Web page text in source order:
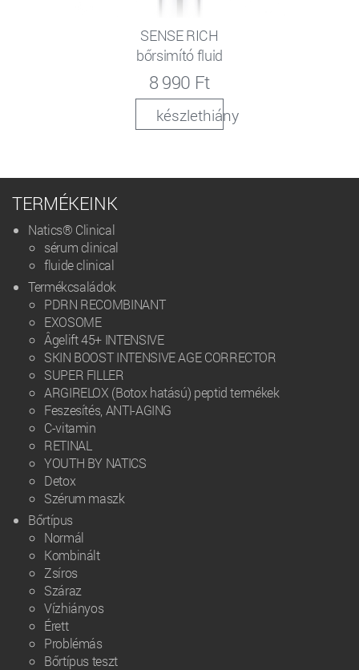
SENSE RICH
bőrsimító fluid
8 990 Ft
készlethiány
TERMÉKEINK
Natics® Clinical
sérum clinical
fluide clinical
Termékcsaládok
PDRN RECOMBINANT
EXOSOME
Âgelift 45+ INTENSIVE
SKIN BOOST INTENSIVE AGE CORRECTOR
SUPER FILLER
ARGIRELOX (Botox hatású) peptid termékek
Feszesítés, ANTI-AGING
C-vitamin
RETINAL
YOUTH BY NATICS
Detox
Szérum maszk
Bőrtípus
Normál
Kombinált
Zsíros
Száraz
Vízhiányos
Érett
Problémás
Bőrtípus teszt